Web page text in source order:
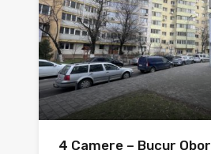
4 Camere – Bucur Obor